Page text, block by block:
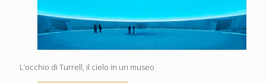
L’occhio di Turrell, il cielo in un museo